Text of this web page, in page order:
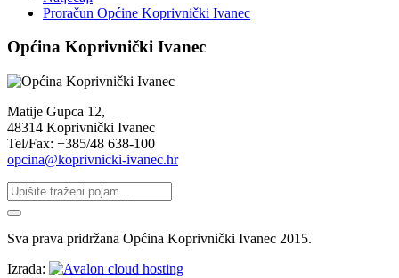
Proračun Općine Koprivnički Ivanec
Općina Koprivnički Ivanec
Matije Gupca 12,
48314 Koprivnički Ivanec
Tel/Fax: +385/48 638-100
opcina@koprivnicki-ivanec.hr
Sva prava pridržana Općina Koprivnički Ivanec 2015.
Izrada: